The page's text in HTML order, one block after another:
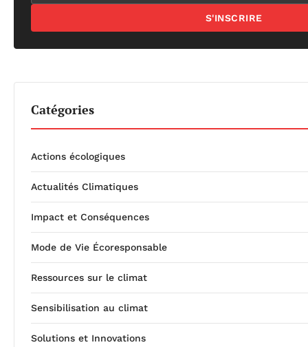
S'INSCRIRE
Catégories
Actions écologiques
Actualités Climatiques
Impact et Conséquences
Mode de Vie Écoresponsable
Ressources sur le climat
Sensibilisation au climat
Solutions et Innovations